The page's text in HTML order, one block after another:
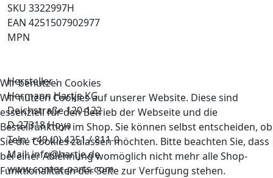
SKU 3322997H
EAN 4251507902977
MPN
Hersteller :
Hermann Hartje KG
Deichstraße 120-122
D-27318 Hoya
Teln: +49 (0) 4251 / 811-0
Mail: info@hartje.de
www.contec-parts.com
Wir benutzen Cookies
Wir nutzen Cookies auf unserer Website. Diese sind
essenziell für den Betrieb der Webseite und die
Bestellfunktion im Shop. Sie können selbst entscheiden, ob
Sie die Cookies zulassen möchten. Bitte beachten Sie, dass
bei einer Ablehnung womöglich nicht mehr alle Shop-
Funktionalitäten der Seite zur Verfügung stehen.